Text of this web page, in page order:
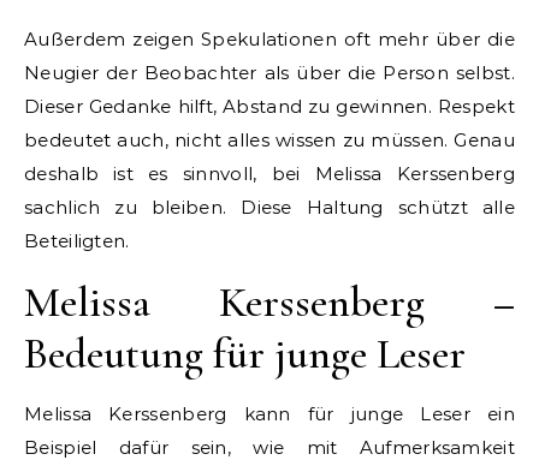
Außerdem zeigen Spekulationen oft mehr über die
Neugier der Beobachter als über die Person selbst.
Dieser Gedanke hilft, Abstand zu gewinnen. Respekt
bedeutet auch, nicht alles wissen zu müssen. Genau
deshalb ist es sinnvoll, bei Melissa Kerssenberg
sachlich zu bleiben. Diese Haltung schützt alle
Beteiligten.
Melissa Kerssenberg –
Bedeutung für junge Leser
Melissa Kerssenberg kann für junge Leser ein
Beispiel dafür sein, wie mit Aufmerksamkeit